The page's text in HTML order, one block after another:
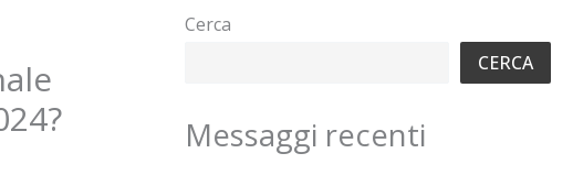
Cerca
CERCA
Messaggi recenti